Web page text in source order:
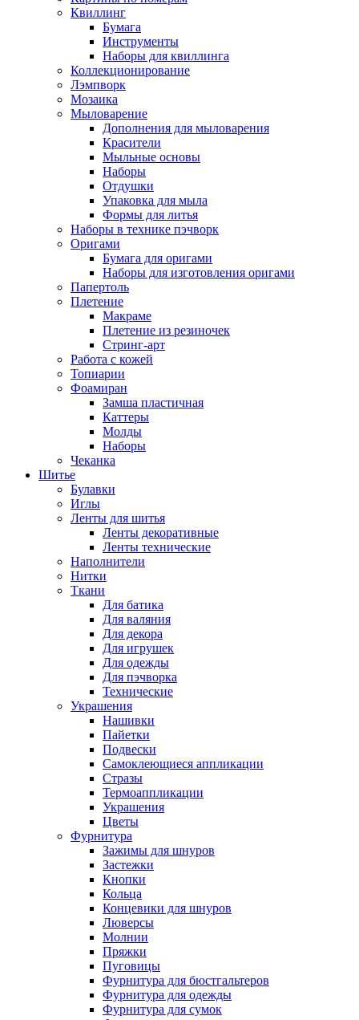
Квиллинг
Бумага
Инструменты
Наборы для квиллинга
Коллекционирование
Лэмпворк
Мозаика
Мыловарение
Дополнения для мыловарения
Красители
Мыльные основы
Наборы
Отдушки
Упаковка для мыла
Формы для литья
Наборы в технике пэчворк
Оригами
Бумага для оригами
Наборы для изготовления оригами
Папертоль
Плетение
Макраме
Плетение из резиночек
Стринг-арт
Работа с кожей
Топиарии
Фоамиран
Замша пластичная
Каттеры
Молды
Наборы
Чеканка
Шитье
Булавки
Иглы
Ленты для шитья
Ленты декоративные
Ленты технические
Наполнители
Нитки
Ткани
Для батика
Для валяния
Для декора
Для игрушек
Для одежды
Для пэчворка
Технические
Украшения
Нашивки
Пайетки
Подвески
Самоклеющиеся аппликации
Стразы
Термоаппликации
Украшения
Цветы
Фурнитура
Зажимы для шнуров
Застежки
Кнопки
Кольца
Концевики для шнуров
Люверсы
Молнии
Пряжки
Пуговицы
Фурнитура для бюстгальтеров
Фурнитура для одежды
Фурнитура для сумок